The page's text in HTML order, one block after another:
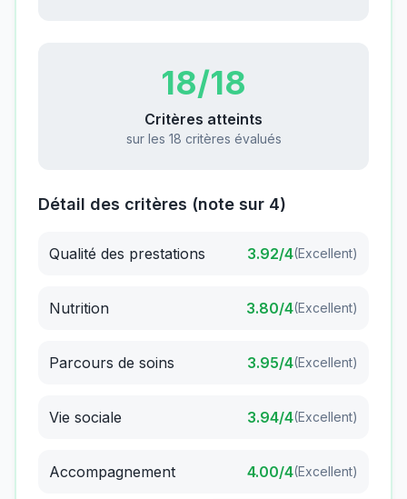
18/18
Critères atteints
sur les 18 critères évalués
Détail des critères (note sur 4)
Qualité des prestations 3.92/4(Excellent)
Nutrition 3.80/4(Excellent)
Parcours de soins 3.95/4(Excellent)
Vie sociale 3.94/4(Excellent)
Accompagnement 4.00/4(Excellent)